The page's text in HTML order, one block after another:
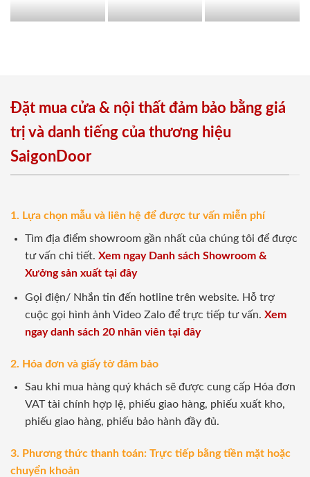
Đặt mua cửa & nội thất đảm bảo bằng giá
trị và danh tiếng của thương hiệu
SaigonDoor
1. Lựa chọn mẫu và liên hệ để được tư vấn miễn phí
Tìm địa điểm showroom gần nhất của chúng tôi để được
tư vấn chi tiết. Xem ngay Danh sách Showroom &
Xưởng sản xuất tại đây
Gọi điện/ Nhắn tin đến hotline trên website. Hỗ trợ
cuộc gọi hình ảnh Video Zalo để trực tiếp tư vấn. Xem
ngay danh sách 20 nhân viên tại đây
2. Hóa đơn và giấy tờ đảm bảo
Sau khi mua hàng quý khách sẽ được cung cấp Hóa đơn
VAT tài chính hợp lệ, phiếu giao hàng, phiếu xuất kho,
phiếu giao hàng, phiếu bảo hành đầy đủ.
3. Phương thức thanh toán: Trực tiếp bằng tiền mặt hoặc
chuyển khoản